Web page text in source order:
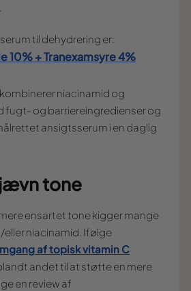
til dehydrering er:
10% + Tranexamsyre 4%
niacinamid og
fugt- og barriereingredienser og
ansigtsserum i en daglig
tone
ensartet tone kigger mange
eller niacinamid. Ifølge
af topisk vitamin C
andet til at støtte en mere
en review af